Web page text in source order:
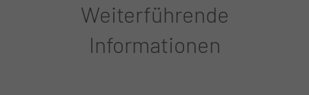
Weiterführende
Informationen